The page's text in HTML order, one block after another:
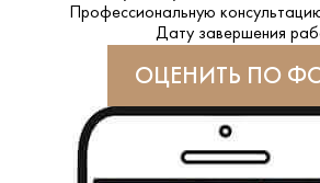
Профессиональную
Дату завершения
ОЦЕНИТЬ ПО